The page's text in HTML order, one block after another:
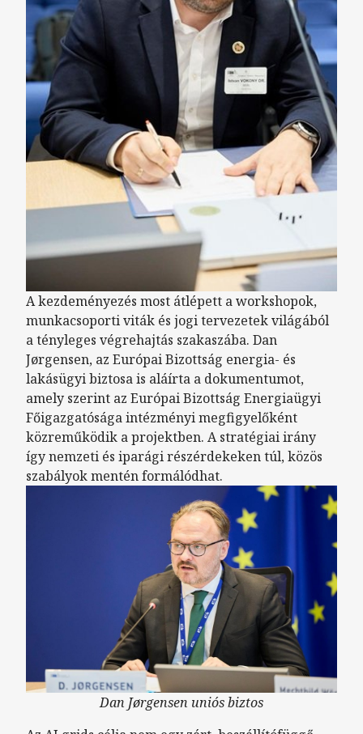
A kezdeményezés most átlépett a workshopok,
munkacsoporti viták és jogi tervezetek világából
a tényleges végrehajtás szakaszába. Dan
Jørgensen, az Európai Bizottság energia- és
lakásügyi biztosa is aláírta a dokumentumot,
amely szerint az Európai Bizottság Energiaügyi
Főigazgatósága intézményi megfigyelőként
közreműködik a projektben. A stratégiai irány
így nemzeti és iparági részérdekeken túl, közös
szabályok mentén formálódhat.
Dan Jørgensen uniós biztos